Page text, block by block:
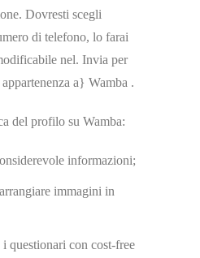
Dovresti scegli
di telefono, lo farai
nel. Invia per
a} Wamba .
del profilo su Wamba:
informazioni;
immagini in
questionari con cost-free